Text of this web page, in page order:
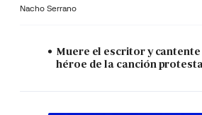
Nacho Serrano
Muere el escritor y
héroe de la canción